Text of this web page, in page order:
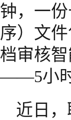
钟，一
序）文
档审核
——5小时
近日